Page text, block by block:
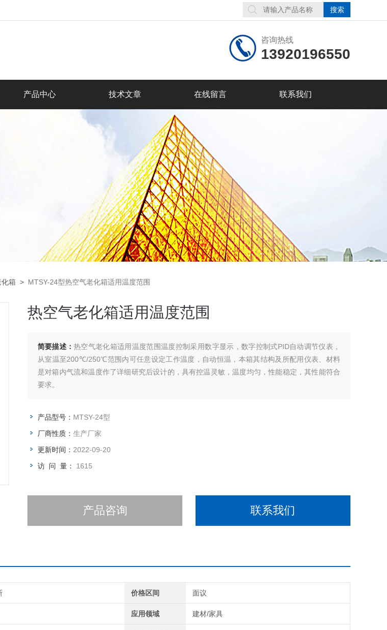
咨询热线
13920196550
产品中心 技术文章 在线留言 联系我们
箱 > MTSY-24型热空气老化箱适用温度范围
热空气老化箱适用温度范围
简要描述： 热空气老化箱适用温度范围温度控制采用数字显示，数字控制式PID自动调节仪表，
从室温至200℃/250℃范围内可任意设定工作温度，自动恒温，本箱其结构及所配用仪表、材料
是对箱内气流和温度作了详细研究后设计的，具有控温灵敏，温度均匀，性能稳定，其性能符合
要求。
产品型号： MTSY-24型
厂商性质： 生产厂家
更新时间： 2022-09-20
访 问 量： 1615
产品咨询 联系我们
价格区间 面议
应用领域 建材/家具